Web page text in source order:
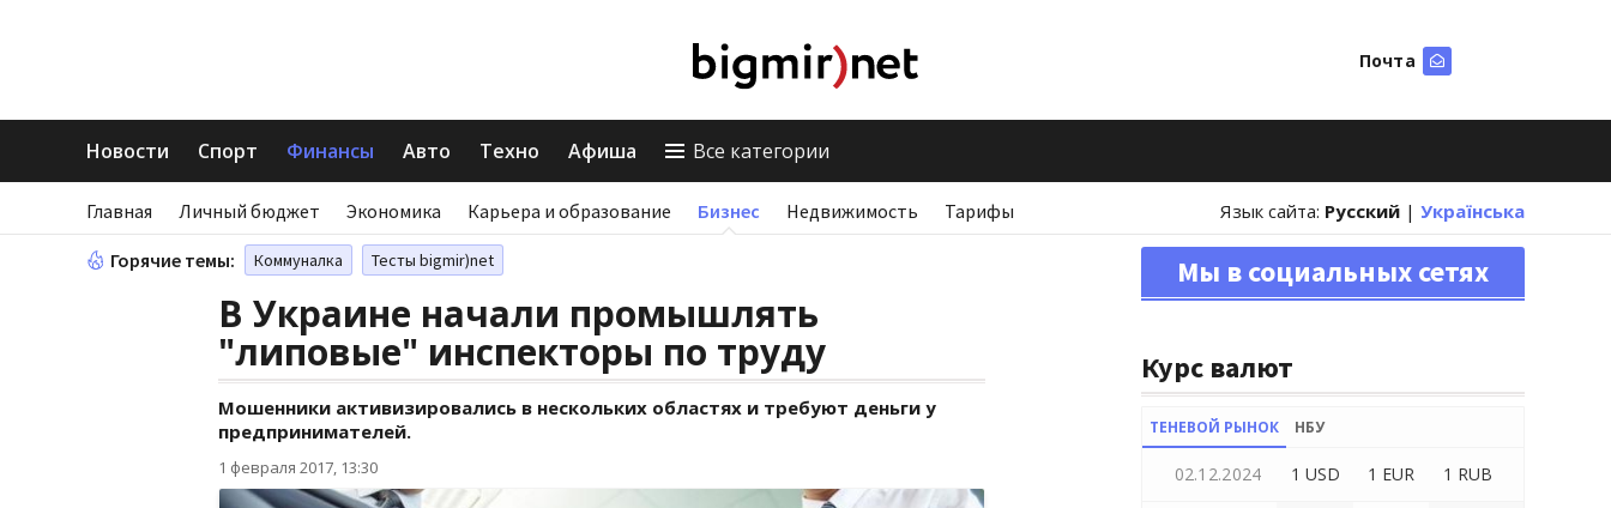
Почта
Новости Спорт Финансы Авто Техно Афиша Все категории
Главная Личный бюджет Экономика Карьера и образование Бизнес Недвижимость Тарифы Язык сайта: Русский | Українська
Горячие темы: Коммуналка Тесты bigmir)net
В Украине начали промышлять
"липовые" инспекторы по труду
Мошенники активизировались в нескольких областях и требуют деньги у
предпринимателей.
1 февраля 2017, 13:30
Мы в социальных сетях
Курс валют
ТЕНЕВОЙ РЫНОК НБУ
02.12.2024 1 USD 1 EUR 1 RUB